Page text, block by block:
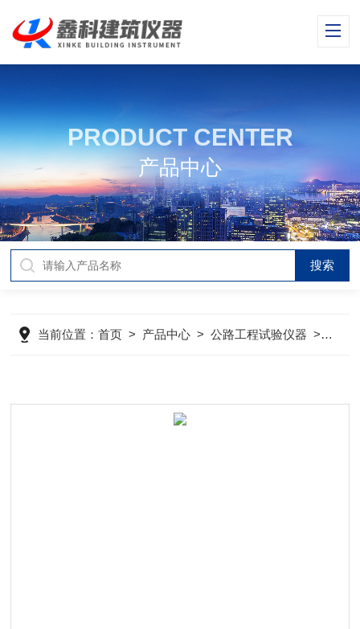
PRODUCT CENTER
产品中心
当前位置：首页 > 产品中心 >公路工程试验仪器 > 公路